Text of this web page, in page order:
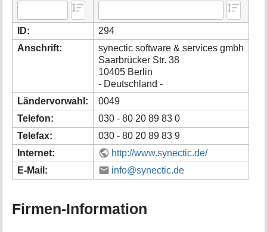
o
e
n
S
e
e
ID:
294
Anschrift:
synectic software & services gmbh
Saarbrücker Str. 38
10405 Berlin
- Deutschland -
Ländervorwahl:
0049
Telefon:
030 - 80 20 89 83 0
Telefax:
030 - 80 20 89 83 9
Internet:
http://www.synectic.de/
E-Mail:
info@synectic.de
Firmen-Information